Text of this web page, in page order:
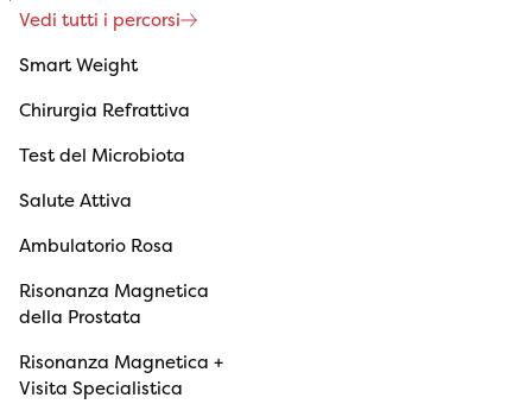
Vedi tutti i percorsi
Smart Weight
Chirurgia Refrattiva
Test del Microbiota
Salute Attiva
Ambulatorio Rosa
Risonanza Magnetica
della Prostata
Risonanza Magnetica +
Visita Specialistica